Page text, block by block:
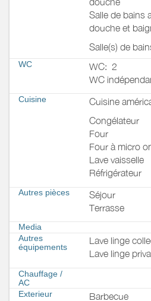
Salle de bains
douche et
Salle(s) de
WC WC: 2
WC
Cuisine
Cuisine
Congélateur
Four
Four à micro
Lave vaisselle
Réfrigérateur
Autres pièces
Séjour
Terrasse
Media
Autres
équipements
Lave linge
Lave linge
Chauffage /
AC
Exterieur
Barbecue